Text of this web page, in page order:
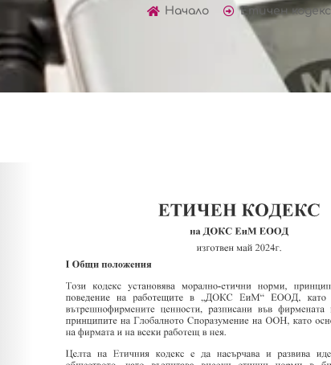
Начало Етичен кодекс